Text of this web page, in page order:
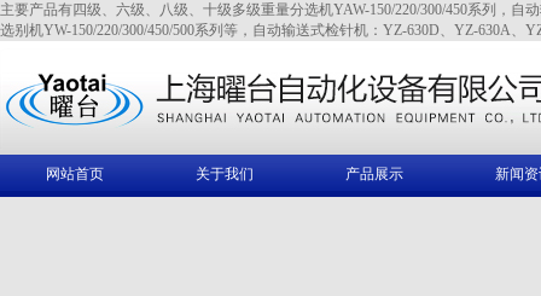
主要产品有四级、六级、八级、十级多级重量分选机YAW-150/220/300/450系列，自
选别机YW-150/220/300/450/500系列等，自动输送式检针机：YZ-630D、YZ-630A、
网站首页 关于我们 产品展示 新闻